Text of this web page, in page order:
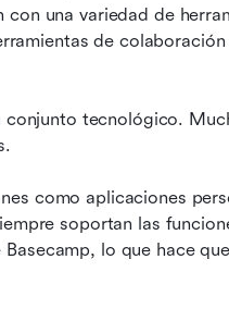
una variedad de
de colaboración
tecnológico.
como aplicaciones
soportan las
lo que hace